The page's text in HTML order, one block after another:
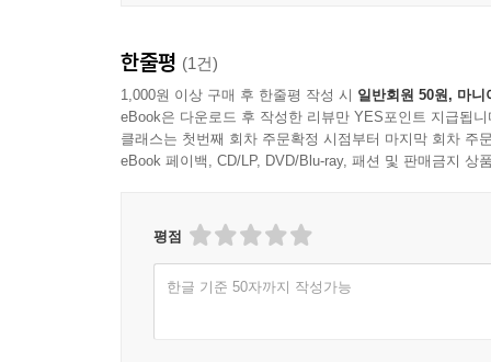
국경을 넘어 지구에 사는 모든 인간이 맞닥뜨린 문
미래에 우리가 공통으로 해결해야 할 숙제
기후변화로 인한 사회 경제적 영향은 가늠하기
효율성 제고는 기후변화에 대응하는 핵심 방안이
한줄평 (1건)
1,000원 이상 구매 후 한줄평 작성 시 일반회원 50원, 마니
eBook은 다운로드 후 작성한 리뷰만 YES포인트 지급됩니
클래스는 첫번째 회차 주문확정 시점부터 마지막 회차 주
eBook 페이백, CD/LP, DVD/Blu-ray, 패션 및 판매금지 상
평점
한글 기준 50자까지 작성가능